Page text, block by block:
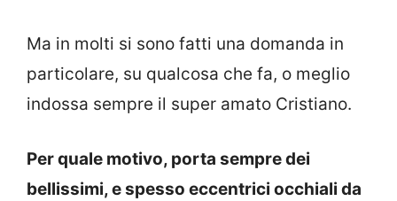
Ma in molti si sono fatti una domanda in
particolare, su qualcosa che fa, o meglio
indossa sempre il super amato Cristiano.
Per quale motivo, porta sempre dei
bellissimi, e spesso eccentrici occhiali da